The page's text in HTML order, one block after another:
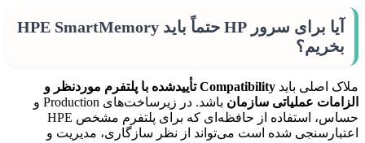
آیا برای سرور HP حتماً باید HPE SmartMemory
بخریم؟
ملاک اصلی باید
Compatibility تأییدشده با پلتفرم موردنظر و
الزامات عملیاتی سازمان
باشد. در زیرساخت‌های Production و
حساس، استفاده از حافظه‌ای که برای پلتفرم مشخص HPE
اعتبارسنجی شده است می‌تواند از نظر سازگاری، مدیریت و